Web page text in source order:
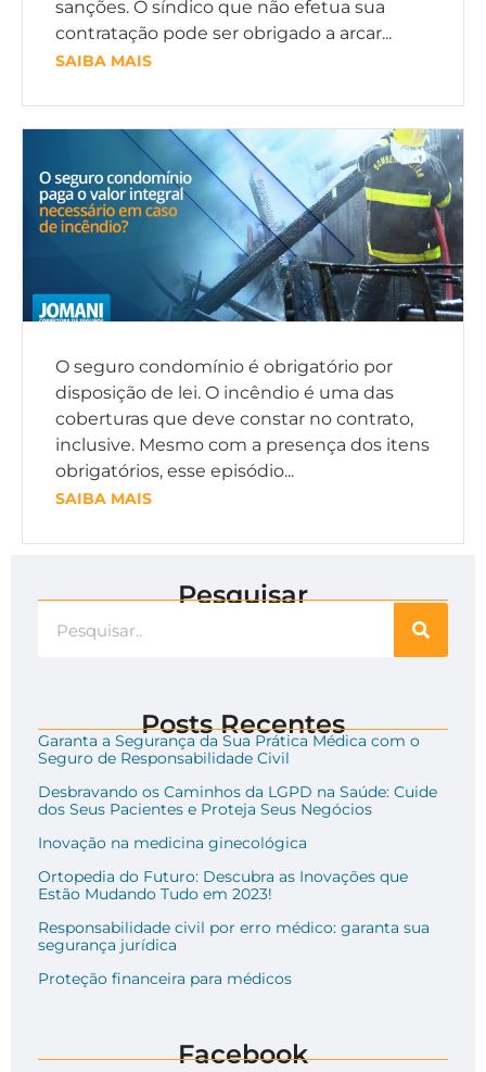
sanções. O síndico que não efetua sua
contratação pode ser obrigado a arcar...
SAIBA MAIS
O seguro condomínio é obrigatório por
disposição de lei. O incêndio é uma das
coberturas que deve constar no contrato,
inclusive. Mesmo com a presença dos itens
obrigatórios, esse episódio...
SAIBA MAIS
Pesquisar
Posts Recentes
Garanta a Segurança da Sua Prática Médica com o
Seguro de Responsabilidade Civil
Desbravando os Caminhos da LGPD na Saúde: Cuide
dos Seus Pacientes e Proteja Seus Negócios
Inovação na medicina ginecológica
Ortopedia do Futuro: Descubra as Inovações que
Estão Mudando Tudo em 2023!
Responsabilidade civil por erro médico: garanta sua
segurança jurídica
Proteção financeira para médicos
Facebook